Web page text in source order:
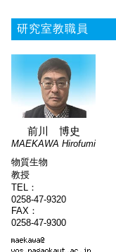
研究室教職員
前川 博史
MAEKAWA Hirofumi
物質生物
教授
TEL：
0258-47-9320
FAX：
0258-47-9300